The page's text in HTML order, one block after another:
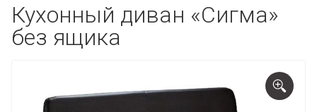
Кухонный диван «Сигма»
без ящика